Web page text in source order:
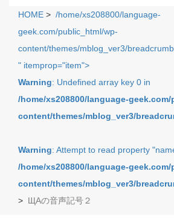
HOME > /home/xs208800/language-
geek.com/public_html/wp-
content/themes/mblog_ver3/
" itemprop="item">
Warning: Undefined array key 0 in
/home/xs208800/language-
content/themes/mblog_ver3/
Warning: Attempt to read property
/home/xs208800/language-
content/themes/mblog_ver3/
> ЩАの音声記号２